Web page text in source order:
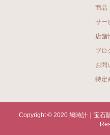
商品
サー
店舗
ブロ
お問
特定
Copyright © 2020 鳩時計｜宝石